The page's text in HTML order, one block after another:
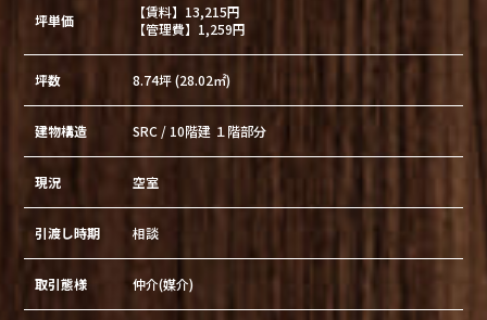
坪単価
【賃料】13,215円
【管理費】1,259円
坪数 8.74坪 (28.02㎡)
建物構造 SRC / 10階建 １階部分
現況 空室
引渡し時期 相談
取引態様 仲介(媒介)